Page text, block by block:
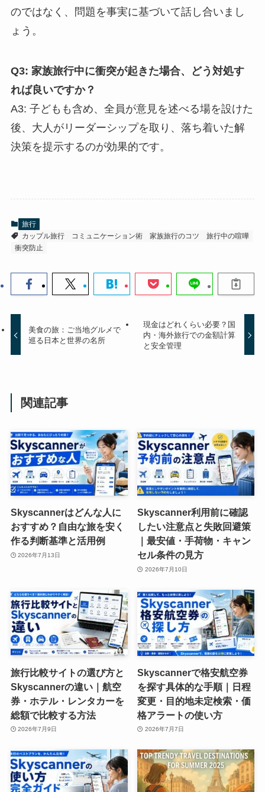
のではなく、問題を事実に基づいて話し合いまし
ょう。
Q3: 家族旅行中に衝突が起きた場合、どう対処す
れば良いですか？
A3: 子どもも含め、全員が意見を述べる場を設けた
後、大人がリーダーシップを取り、落ち着いた解
決策を提示するのが効果的です。
旅行
カップル旅行
コミュニケーション術 家族旅行のコツ
旅行中の喧嘩
衝突防止
美食の旅：ご当地グルメで
巡る日本と世界の名所
現金はどれくらい必要？国
内・海外旅行での金額計算
と安全管理
関連記事
Skyscannerはどんな人に
おすすめ？自由な旅を安く
作る判断基準と活用例
2026年7月13日
Skyscanner利用前に確認
したい注意点と失敗回避策
｜最安値・手荷物・キャン
セル条件の見方
2026年7月10日
旅行比較サイトの選び方と
Skyscannerの違い｜航空
券・ホテル・レンタカーを
総額で比較する方法
2026年7月9日
Skyscannerで格安航空券
を探す具体的な手順｜日程
変更・目的地未定検索・価
格アラートの使い方
2026年7月7日